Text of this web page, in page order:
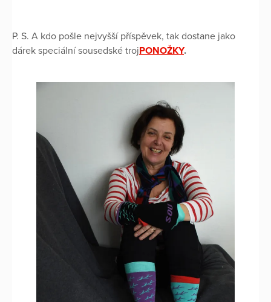
P. S. A kdo pošle nejvyšší příspěvek, tak dostane jako
dárek speciální sousedské trojPONOŽKY.